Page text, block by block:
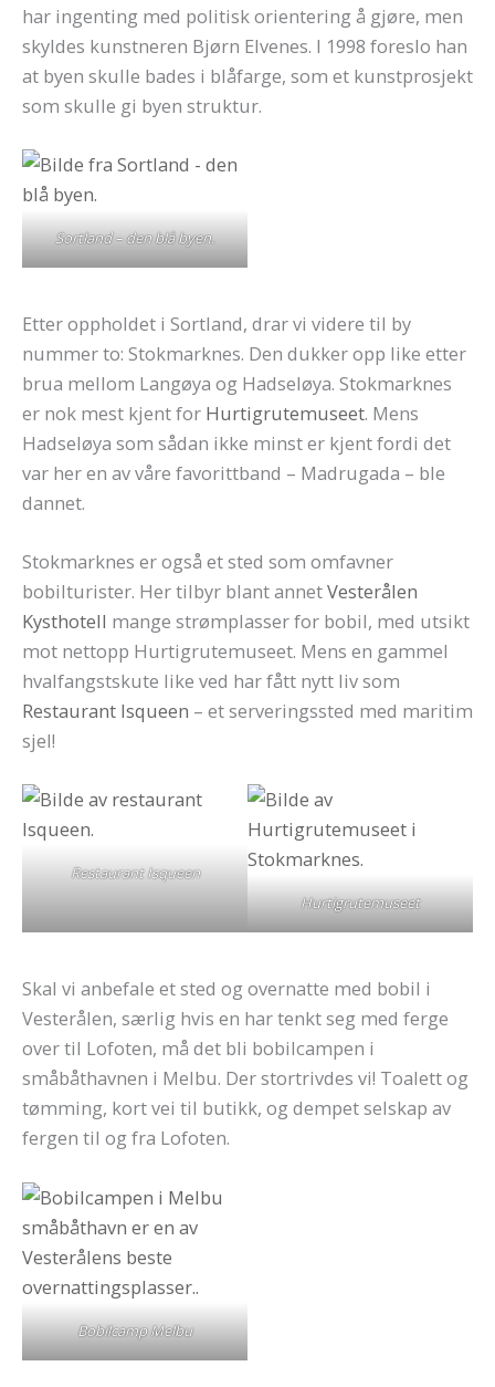
har ingenting med politisk orientering å gjøre, men
skyldes kunstneren Bjørn Elvenes. I 1998 foreslo han
at byen skulle bades i blåfarge, som et kunstprosjekt
som skulle gi byen struktur.
Sortland – den blå byen.
Etter oppholdet i Sortland, drar vi videre til by
nummer to: Stokmarknes. Den dukker opp like etter
brua mellom Langøya og Hadseløya. Stokmarknes
er nok mest kjent for Hurtigrutemuseet. Mens
Hadseløya som sådan ikke minst er kjent fordi det
var her en av våre favorittband – Madrugada – ble
dannet.
Stokmarknes er også et sted som omfavner
bobilturister. Her tilbyr blant annetVesterålen
Kysthotell mange strømplasser for bobil, med utsikt
mot nettopp Hurtigrutemuseet. Mens en gammel
hvalfangstskute like ved har fått nytt liv som
Restaurant Isqueen – et serveringssted med maritim
sjel!
Restaurant Isqueen
Hurtigrutemuseet
Skal vi anbefale et sted og overnatte med bobil i
Vesterålen, særlig hvis en har tenkt seg med ferge
over til Lofoten, må det bli bobilcampen i
småbåthavnen i Melbu. Der stortrivdes vi! Toalett og
tømming, kort vei til butikk, og dempet selskap av
fergen til og fra Lofoten.
Bobilcamp Melbu